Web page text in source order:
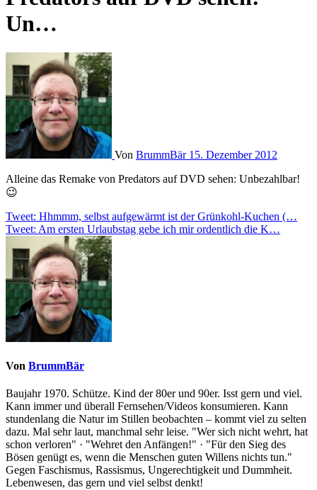
Un…
Von BrummBär 15. Dezember 2012
Alleine das Remake von Predators auf DVD sehen: Unbezahlbar!
😉
Beitragsnavigation
Tweet: Hhmmm, selbst aufgewärmt ist der Grünkohl-Kuchen (…
Tweet: Am ersten Urlaubstag gebe ich mir ordentlich die K…
Von BrummBär
Baujahr 1970. Schütze. Kind der 80er und 90er. Isst gern und viel.
Kann immer und überall Fernsehen/Videos konsumieren. Kann
stundenlang die Natur im Stillen beobachten – kommt viel zu selten
dazu. Mal sehr laut, manchmal sehr leise. "Wer sich nicht wehrt, hat
schon verloren" · "Wehret den Anfängen!" · "Für den Sieg des
Bösen genügt es, wenn die Menschen guten Willens nichts tun."
Gegen Faschismus, Rassismus, Ungerechtigkeit und Dummheit.
Lebenwesen, das gern und viel selbst denkt!